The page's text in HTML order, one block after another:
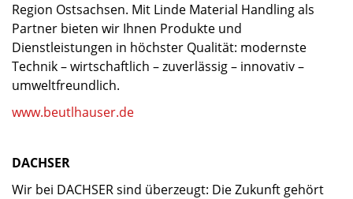
Region Ostsachsen. Mit Linde Material Handling als
Partner bieten wir Ihnen Produkte und
Dienstleistungen in höchster Qualität: modernste
Technik – wirtschaftlich – zuverlässig – innovativ –
umweltfreundlich.
www.beutlhauser.de
DACHSER
Wir bei DACHSER sind überzeugt: Die Zukunft gehört